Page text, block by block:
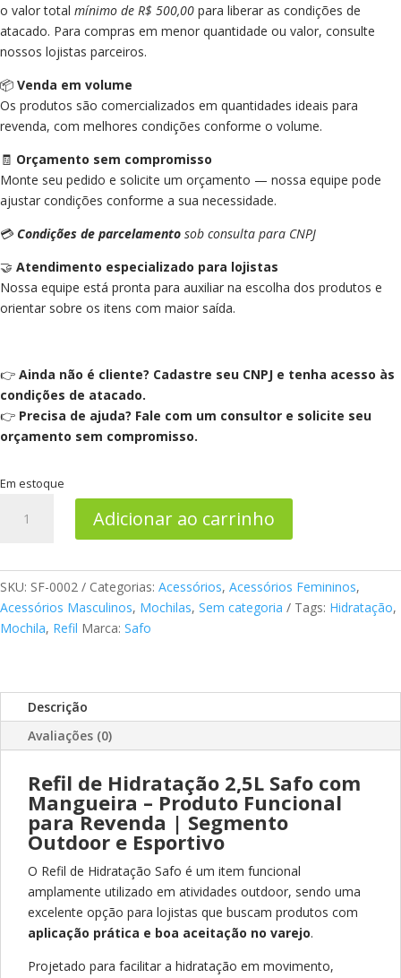
o valor total mínimo de R$ 500,00 para liberar as condições de
atacado. Para compras em menor quantidade ou valor, consulte
nossos lojistas parceiros.
📦 Venda em volume
Os produtos são comercializados em quantidades ideais para
revenda, com melhores condições conforme o volume.
🧾 Orçamento sem compromisso
Monte seu pedido e solicite um orçamento — nossa equipe pode
ajustar condições conforme a sua necessidade.
💳 Condições de parcelamento sob consulta para CNPJ
🤝 Atendimento especializado para lojistas
Nossa equipe está pronta para auxiliar na escolha dos produtos e
orientar sobre os itens com maior saída.
👉 Ainda não é cliente? Cadastre seu CNPJ e tenha acesso às
condições de atacado.
👉 Precisa de ajuda? Fale com um consultor e solicite seu
orçamento sem compromisso.
Em estoque
Safo
com
Mangueira
Funcional
Revenda
quantidade
Adicionar ao carrinho
SKU: SF-0002 Categorias: Acessórios, Acessórios Femininos,
Acessórios Masculinos, Mochilas, Sem categoria Tags: Hidratação,
Mochila, Refil Marca: Safo
Descrição
Avaliações (0)
Refil de Hidratação 2,5L Safo com
Mangueira – Produto Funcional
para Revenda | Segmento
Outdoor e Esportivo
O Refil de Hidratação Safo é um item funcional
amplamente utilizado em atividades outdoor, sendo uma
excelente opção para lojistas que buscam produtos com
aplicação prática e boa aceitação no varejo.
Projetado para facilitar a hidratação em movimento,